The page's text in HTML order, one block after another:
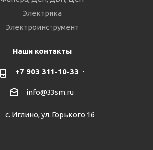
Электрика
Электроинструмент
Наши контакты
+7 903 311-10-33
info@33sm.ru
с. Иглино, ул. Горького 16